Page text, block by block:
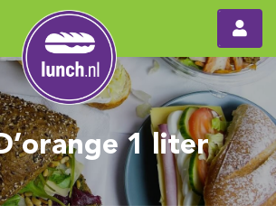
1 liter